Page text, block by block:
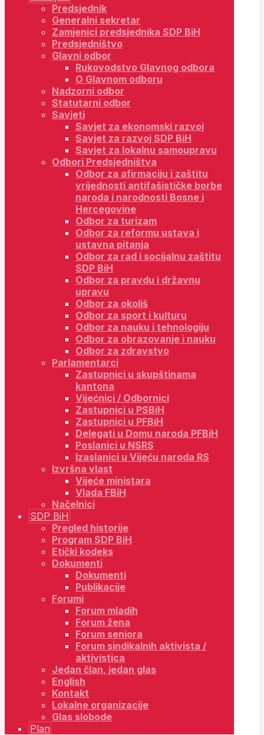
Predsjednik
Generalni sekretar
Zamjenici predsjednika SDP BiH
Predsjedništvo
Glavni odbor
Rukovodstvo Glavnog odbora
O Glavnom odboru
Nadzorni odbor
Statutarni odbor
Savjeti
Savjet za ekonomski razvoj
Savjet za razvoj SDP BiH
Savjet za lokalnu samoupravu
Odbori Predsjedništva
Odbor za afirmaciju i zaštitu
vrijednosti antifašističke borbe
naroda i narodnosti Bosne i
Hercegovine
Odbor za turizam
Odbor za reformu ustava i
ustavna pitanja
Odbor za rad i socijalnu zaštitu
SDP BiH
Odbor za pravdu i državnu
upravu
Odbor za okoliš
Odbor za sport i kulturu
Odbor za nauku i tehnologiju
Odbor za obrazovanje i nauku
Odbor za zdravstvo
Parlamentarci
Zastupnici u skupštinama
kantona
Vijećnici / Odbornici
Zastupnici u PSBiH
Zastupnici u PFBiH
Delegati u Domu naroda PFBiH
Poslanici u NSRS
Izaslanici u Vijeću naroda RS
Izvršna vlast
Vijeće ministara
Vlada FBiH
Načelnici
SDP BiH
Pregled historije
Program SDP BiH
Etički kodeks
Dokumenti
Dokumenti
Publikacije
Forumi
Forum mladih
Forum žena
Forum seniora
Forum sindikalnih aktivista /
aktivistica
Jedan član, jedan glas
English
Kontakt
Lokalne organizacije
Glas slobode
Plan